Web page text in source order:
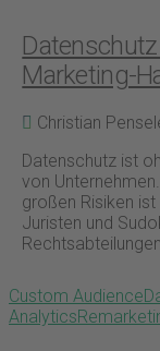
Marketing-
Christian
Datenschutz ist
von
großen Risiken
Juristen und
Custom Audience
Analytics